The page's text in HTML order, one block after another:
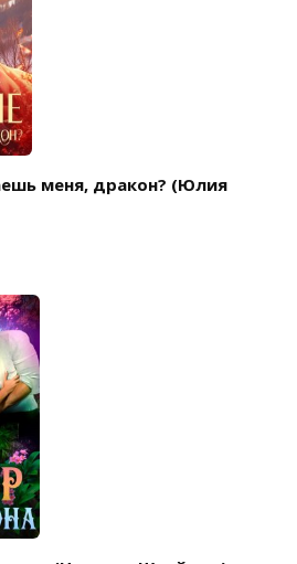
меня, дракон? (Юлия